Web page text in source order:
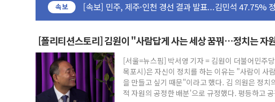
속보
[속보] 민주, 인천 경선 결과 발표...김민석 45.09% 정청
[속보] 민주, 제주 경선 결과 발표...김민석 52.64% 정청
이번주 국내 주요 금융일정(8.10~8.14)
美, 이란전 출구전략 만지작…공습 한계·탄약 부족 현실화
강릉·동해·삼척 시간당 최대 50㎜ 폭우…강원 동해안 강
폐기물 수거하다 참변…60대 환경미화원 수거차에 치여
서울 중랑구 주택가서 흉기 난동…60대 남성 2명 숨져
[폴리티션스토리] 김원이 "사람답게 사는 세상 꿈꿔…정치는 자
[서울=뉴스핌] 박서영 기자 = 김원이 더불어민주
목포시)은 자신이 정치를 하는 이유는 "사람이 사
을 만들고 싶기 때문"이라고 했다. 김 의원은 정치
적 자원의 공정한 배분'으로 규정했다. 평등하고